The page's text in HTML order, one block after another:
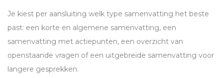
Je kiest per aansluiting welk type samenvatting het beste
past: een korte en algemene samenvatting, een
samenvatting met actiepunten, een overzicht van
openstaande vragen of een uitgebreide samenvatting voor
langere gesprekken.